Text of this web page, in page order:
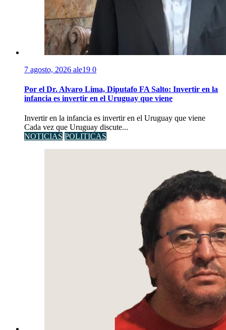
7 agosto, 2026 ale19 0
Por el Dr. Alvaro Lima, Diputafo FA Salto: Invertir en la
infancia es invertir en el Uruguay que viene
Invertir en la infancia es invertir en el Uruguay que viene
Cada vez que Uruguay discute...
NOTICIAS POLITICAS